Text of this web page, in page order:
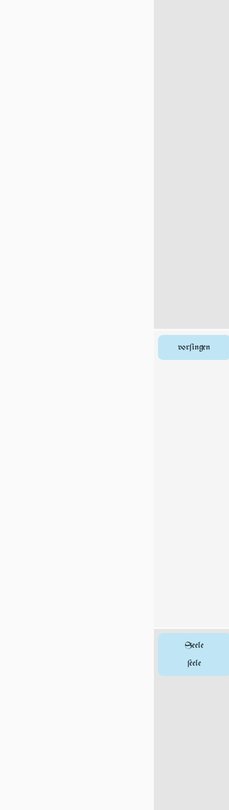
vorſingen
Seele
ſeele